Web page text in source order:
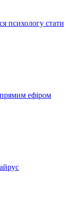
психологу стати
ефіром